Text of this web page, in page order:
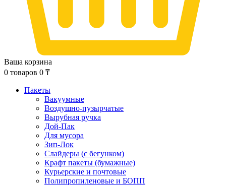
Ваша корзина
0 товаров 0 ₸
Пакеты
Вакуумные
Воздушно-пузырчатые
Вырубная ручка
Дой-Пак
Для мусора
Зип-Лок
Слайдеры (с бегунком)
Крафт пакеты (бумажные)
Курьерские и почтовые
Полипропиленовые и БОПП